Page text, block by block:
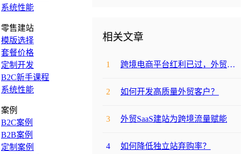
相关文章
1 跨境电商平台红利已过，外贸人出路在哪？
2 如何开发高质量外贸客户？
3 外贸SaaS建站为跨境流量赋能
4 如何降低独立站弃购率？
系统性能
零售建站
模版选择
套餐价格
定制开发
B2C新手课程
系统性能
案例
B2C案例
B2B案例
定制案例